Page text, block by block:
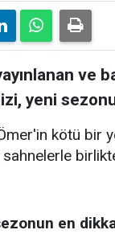
ve
yeni
kötü bir
en